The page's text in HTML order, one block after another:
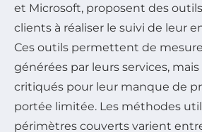
et Microsoft, proposent des
clients à réaliser le suivi de leur
Ces outils permettent de
générées par leurs services,
critiqués pour leur manque de
portée limitée. Les méthodes
périmètres couverts varient